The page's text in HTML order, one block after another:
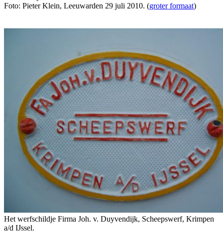
Foto: Pieter Klein, Leeuwarden 29 juli 2010. (groter formaat)
Het werfschildje Firma Joh. v. Duyvendijk, Scheepswerf, Krimpen
a/d IJssel.